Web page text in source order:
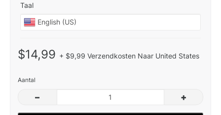
Taal
$14,99 + $9,99 Verzendkosten Naar United States
Aantal
– +